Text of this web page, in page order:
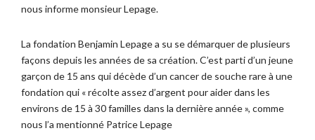
nous informe monsieur Lepage.
La fondation Benjamin Lepage a su se démarquer de plusieurs
façons depuis les années de sa création. C’est parti d’un jeune
garçon de 15 ans qui décède d’un cancer de souche rare à une
fondation qui « récolte assez d’argent pour aider dans les
environs de 15 à 30 familles dans la dernière année », comme
nous l’a mentionné Patrice Lepage